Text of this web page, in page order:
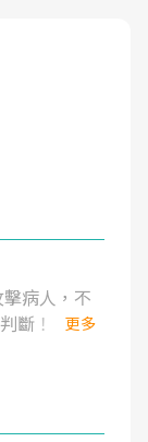
病人，不
斷！
更多